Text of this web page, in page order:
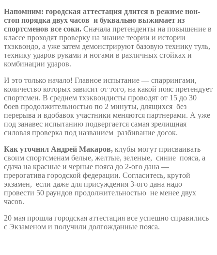
Напомним: городская аттестация длится в режиме нон-
стоп порядка двух часов и буквально выжимает из
спортсменов все соки. Сначала претенденты на повышение в
классе проходят проверку на знание теории и истории
тхэквондо, а уже затем демонстрируют базовую технику туль,
технику ударов руками и ногами в различных стойках и
комбинации ударов.
И это только начало! Главное испытание — спаррингами,
количество которых зависит от того, на какой пояс претендует
спортсмен. В среднем тхэквондисты проводят от 15 до 30
боев продолжительностью по 2 минуты, длящихся без
перерыва и вдобавок участники меняются партнерами. А уже
под занавес испытанию подвергается самая зрелищная
силовая проверка под названием разбивание досок.
Как уточнил Андрей Макаров, клубы могут присваивать
своим спортсменам белые, желтые, зеленые, синие пояса, а
сдача на красные и черные пояса до 2-ого дана —
прерогатива городской федерации. Согласитесь, крутой
экзамен, если даже для присуждения 3-ого дана надо
провести 50 раундов продолжительностью не менее двух
часов.
20 мая прошла городская аттестация все успешно справились
с Экзаменом и получили долгожданные пояса.